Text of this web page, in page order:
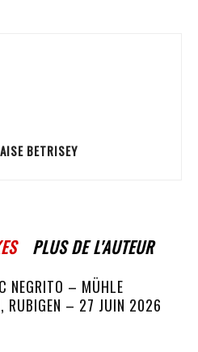
BETRISEY
PLUS DE L'AUTEUR
NEGRITO – MÜHLE
RUBIGEN – 27 JUIN 2026